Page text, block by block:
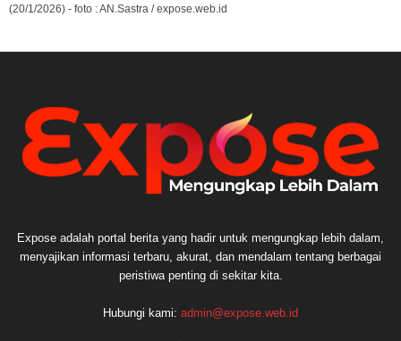
(20/1/2026) - foto : AN.Sastra / expose.web.id
Expose adalah portal berita yang hadir untuk mengungkap lebih dalam,
menyajikan informasi terbaru, akurat, dan mendalam tentang berbagai
peristiwa penting di sekitar kita.
Hubungi kami: admin@expose.web.id